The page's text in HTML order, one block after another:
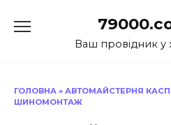
до
Ваш провідник у
ГОЛОВНА » АВТОМАЙСТЕРНЯ
ШИНОМОНТАЖ